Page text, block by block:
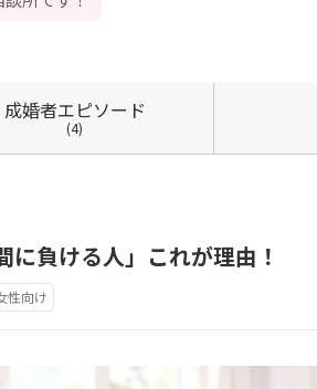
成婚者エピソード
(4)
に負ける人」これが理由！
性向け